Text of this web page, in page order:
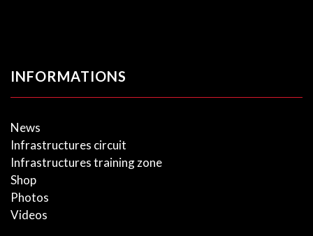
INFORMATIONS
News
Infrastructures circuit
Infrastructures training zone
Shop
Photos
Videos